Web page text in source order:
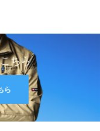
ちら
ら